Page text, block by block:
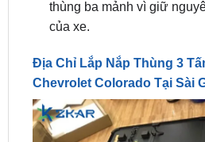
Địa Chỉ Lắp Nắp Thùng 3